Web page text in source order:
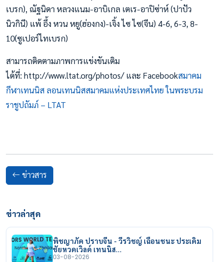
เบรก), ณัฐนิดา หลวงแนม-อาบิเกล เตเร-อาปิซ่าห์ (ปาปัว
นิวกินี) แพ้ อึ้ง หวน หยู(ฮ่องกง)-เจิ้ง ไซ ไซ(จีน) 4-6, 6-3, 8-
10(ซูเปอร์ไทเบรก)
สามารถติดตามภาพการแข่งขันเติม
ได้ที่: http://www.ltat.org/photos/ และ Facebookสมาคม
กีฬาเทนนิส ลอนเทนนิสสมาคมแห่งประเทศไทย ในพระบรม
ราชูปถัมภ์ – LTAT
ข่าวสาร
ข่าวล่าสุด
พิชญาภัค ปราบจีน - วีรวิชญ์ เฉือนชนะ ประเดิม
ชัยหวดเวิลด์ เทนนิส…
03-08-2026